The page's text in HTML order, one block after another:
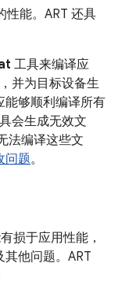
性能。ART 还具
工具来编译应
并为目标设备生
能够顺利编译所有
会生成无效文
法编译这些文
问题。
损于应用性能，
他问题。ART